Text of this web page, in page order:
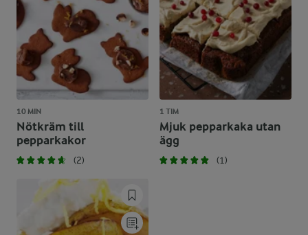
10 MIN
Nötkräm till
pepparkakor
(2)
1 TIM
Mjuk pepparkaka utan
ägg
(1)